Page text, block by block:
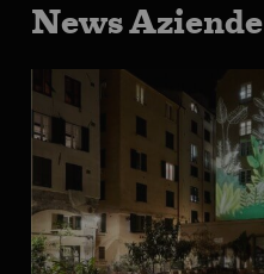
News Aziende